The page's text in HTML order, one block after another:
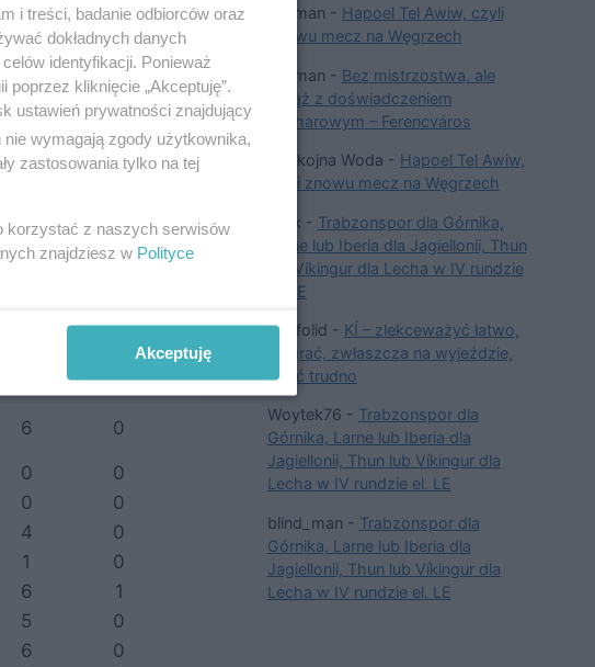
Razem
pucharach
w Rakowie
6 0
0
0
0
0
4
0
1
0
6
1
5
0
6
0
Hetman - Hapoel Tel Awiw, czyli
znowu mecz na Węgrzech
Hetman - Bez mistrzostwa, ale
wciąż z doświadczeniem
pucharowym – Ferencváros
Spokojna Woda - Hapoel Tel Awiw,
czyli znowu mecz na Węgrzech
Arek - Trabzonspor dla Górnika,
Larne lub Iberia dla Jagiellonii, Thun
lub Víkingur dla Lecha w IV rundzie
el. LE
Dysfolid - KÍ – zlekceważyć łatwo,
wygrać, zwłaszcza na wyjeździe,
dość trudno
Woytek76 - Trabzonspor dla
Górnika, Larne lub Iberia dla
Jagiellonii, Thun lub Víkingur dla
Lecha w IV rundzie el. LE
blind_man - Trabzonspor dla
Górnika, Larne lub Iberia dla
Jagiellonii, Thun lub Víkingur dla
Lecha w IV rundzie el. LE
i treści, badanie odbiorców oraz
dokładnych danych
identyfikacji. Ponieważ
kliknięcie „Akceptuję”.
ustawień prywatności znajdujący
wymagają zgody użytkownika,
zastosowania tylko na tej
korzystać z naszych serwisów
znajdziesz w Polityce
Akceptuję